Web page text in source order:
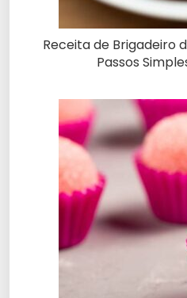
Receita de Brigadeiro
Passos